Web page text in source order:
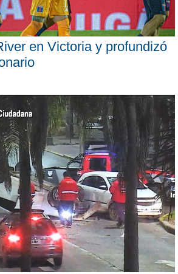
en Victoria y profundizó